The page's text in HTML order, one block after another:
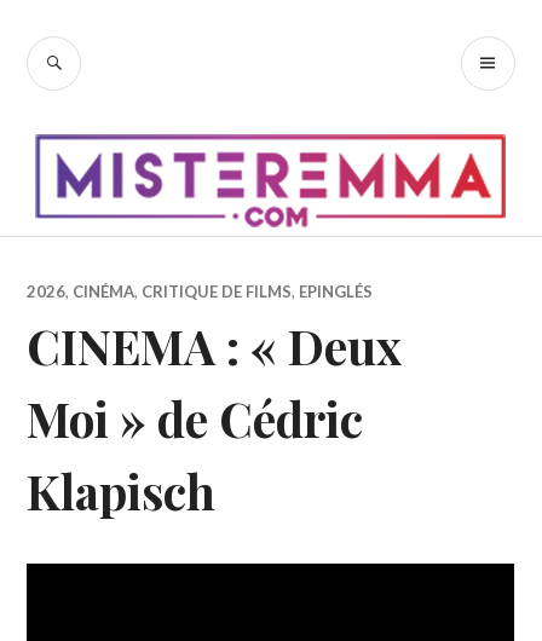
contenu
RECHERCHE
2026, CINÉMA, CRITIQUE DE FILMS, EPINGLÉS
CINEMA : « Deux
Moi » de Cédric
Klapisch